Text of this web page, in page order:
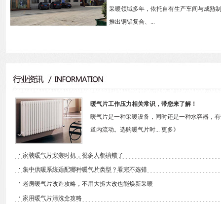
采暖领域多年，依托自有生产车间与成熟
推出铜铝复合、...
暖气片工作压力相关常识，带您来了解！
暖气片是一种采暖设备，同时还是一种水容器，
道内流动。选购暖气片时... 更多》
· 家装暖气片安装时机，很多人都搞错了
· 集中供暖系统适配哪种暖气片类型？看完不选错
· 老房暖气片改造攻略，不用大拆大改也能焕新采暖
· 家用暖气片清洗全攻略